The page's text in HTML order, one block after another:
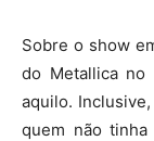
Sobre o show
do Metallica no
aquilo.
quem não